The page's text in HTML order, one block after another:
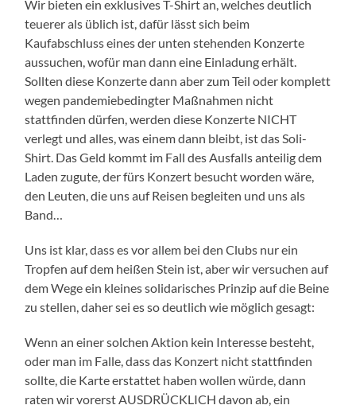
Wir bieten ein exklusives T-Shirt an, welches deutlich
teuerer als üblich ist, dafür lässt sich beim
Kaufabschluss eines der unten stehenden Konzerte
aussuchen, wofür man dann eine Einladung erhält.
Sollten diese Konzerte dann aber zum Teil oder komplett
wegen pandemiebedingter Maßnahmen nicht
stattfinden dürfen, werden diese Konzerte NICHT
verlegt und alles, was einem dann bleibt, ist das Soli-
Shirt. Das Geld kommt im Fall des Ausfalls anteilig dem
Laden zugute, der fürs Konzert besucht worden wäre,
den Leuten, die uns auf Reisen begleiten und uns als
Band…
Uns ist klar, dass es vor allem bei den Clubs nur ein
Tropfen auf dem heißen Stein ist, aber wir versuchen auf
dem Wege ein kleines solidarisches Prinzip auf die Beine
zu stellen, daher sei es so deutlich wie möglich gesagt:
Wenn an einer solchen Aktion kein Interesse besteht,
oder man im Falle, dass das Konzert nicht stattfinden
sollte, die Karte erstattet haben wollen würde, dann
raten wir vorerst AUSDRÜCKLICH davon ab, ein